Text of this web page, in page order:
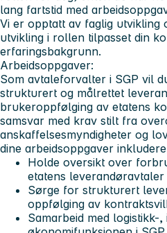
lang fartstid med
Vi er opptatt av faglig utvikling
utvikling i rollen tilpasset din
erfaringsbakgrunn.
Arbeidsoppgaver:
Som avtaleforvalter i SGP vil
strukturert og målrettet
brukeroppfølging av etatens
samsvar med krav stilt fra
anskaffelsesmyndigheter og
dine arbeidsoppgaver
Holde oversikt over
etatens leverandøravtaler
Sørge for strukturert
oppfølging av
Samarbeid med logistikk-